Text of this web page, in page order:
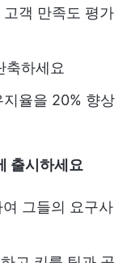
객 만족도 평가
축하세요
율을 20% 향상
출시하세요
그들의 요구사